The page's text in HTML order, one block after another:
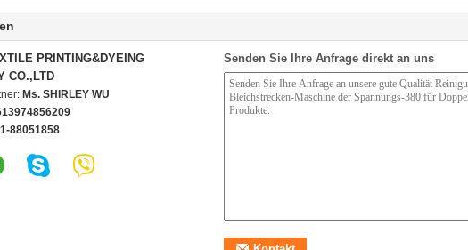
PRINTING&DYEING
CO.,LTD
Ms. SHIRLEY WU
88051858
Senden Sie Ihre Anfrage direkt an uns